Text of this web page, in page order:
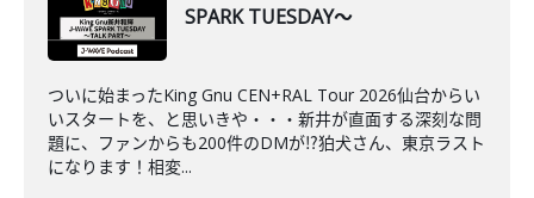
SPARK TUESDAY～
ついに始まったKing Gnu CEN+RAL Tour 2026仙台からい
いスタートを、と思いきや・・・新井が直面する深刻な問
題に、ファンからも200件のDMが⁉狛犬さん、東京ラスト
になります！相変...